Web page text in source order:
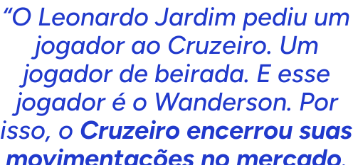
“O Leonardo Jardim pediu um
jogador ao Cruzeiro. Um
jogador de beirada. E esse
jogador é o Wanderson. Por
isso, o Cruzeiro encerrou suas
movimentações no mercado.